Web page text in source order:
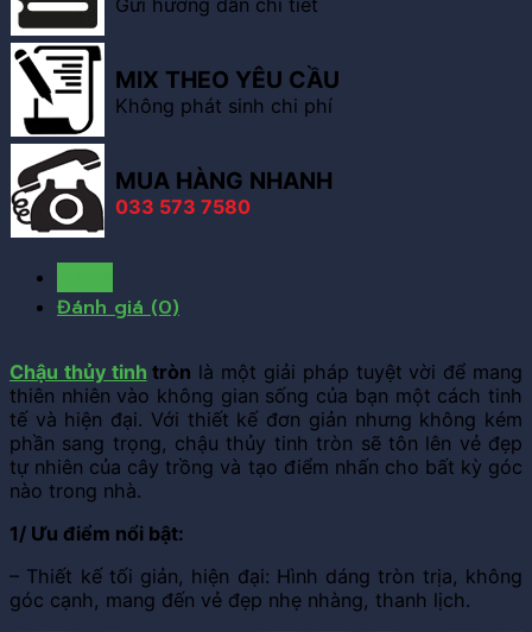
MIX THEO YÊU CẦU
Không phát sinh chi phí
MUA HÀNG NHANH
033 573 7580
Đánh giá (0)
Chậu thủy tinh tròn là một giải pháp tuyệt vời để mang
thiên nhiên vào không gian sống của bạn một cách tinh
tế và hiện đại. Với thiết kế đơn giản nhưng không kém
phần sang trọng, chậu thủy tinh tròn sẽ tôn lên vẻ đẹp
tự nhiên của cây trồng và tạo điểm nhấn cho bất kỳ góc
nào trong nhà.
1/ Ưu điểm nổi bật:
– Thiết kế tối giản, hiện đại: Hình dáng tròn trịa, không
góc cạnh, mang đến vẻ đẹp nhẹ nhàng, thanh lịch.